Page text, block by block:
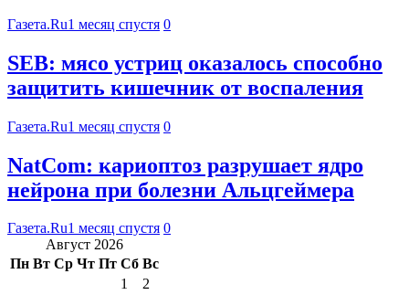
Газета.Ru1 месяц спустя 0
SEB: мясо устриц оказалось способно
защитить кишечник от воспаления
Газета.Ru1 месяц спустя 0
NatCom: кариоптоз разрушает ядро
нейрона при болезни Альцгеймера
Газета.Ru1 месяц спустя 0
Август 2026
Пн Вт Ср Чт Пт Сб Вс
1
2